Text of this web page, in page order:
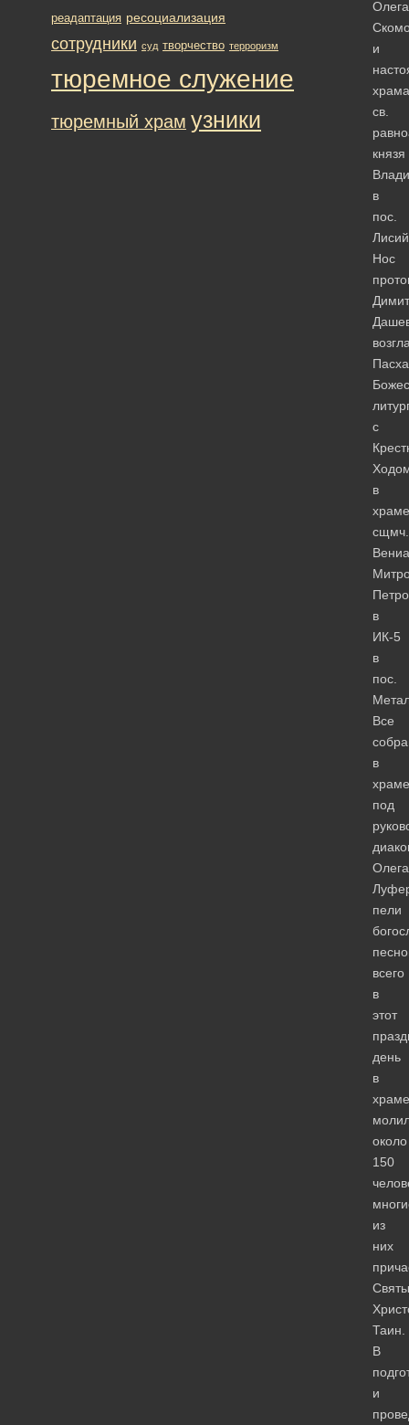
Олега
и
храма
св.
князя
в
пос.
Лисий
Нос
с
в
храме
сщмч.
в
ИК-5
в
пос.
Все
в
храме
под
Олега
пели
всего
в
этот
день
в
храме
около
150
из
них
Таин.
В
и
реадаптация ресоциализация
сотрудники суд творчество терроризм
тюремное служение
тюремный храм узники